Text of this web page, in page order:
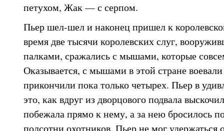
петухом, Жак — с серпом.
Пьер шел-шел и наконец пришел к
время две тысячи королевских слуг,
палками, сражались с мышами, которые
Оказывается, с мышами в этой стране
прикончили пока только четырех. Пьер в
это, как вдруг из дворцового подвала
побежала прямо к нему, а за нею бросилось
полсотни охотников. Пьер не мог удержаться